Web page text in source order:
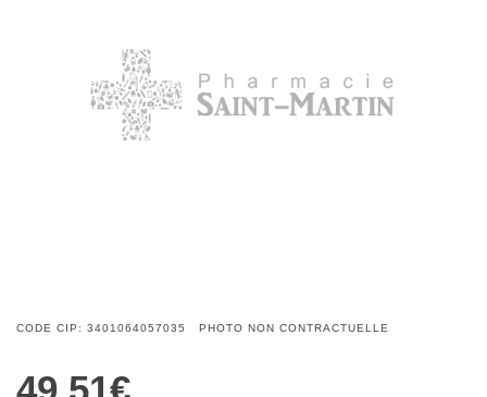
CODE CIP: 3401064057035 PHOTO NON CONTRACTUELLE